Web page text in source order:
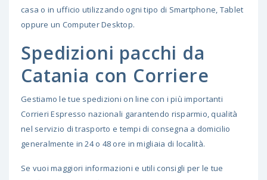
casa o in ufficio utilizzando ogni tipo di Smartphone, Tablet
oppure un Computer Desktop.
Spedizioni pacchi da
Catania con Corriere
Gestiamo le tue spedizioni on line con i più importanti
Corrieri Espresso nazionali garantendo risparmio, qualità
nel servizio di trasporto e tempi di consegna a domicilio
generalmente in 24 o 48 ore in migliaia di località.
Se vuoi maggiori informazioni e utili consigli per le tue